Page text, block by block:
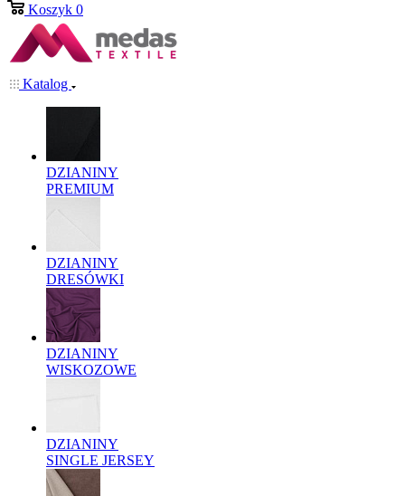
Koszyk 0
Katalog
DZIANINY
PREMIUM
DZIANINY
DRESÓWKI
DZIANINY
WISKOZOWE
DZIANINY
SINGLE JERSEY